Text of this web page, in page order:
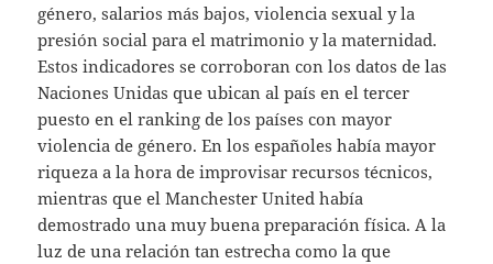
género, salarios más bajos, violencia sexual y la
presión social para el matrimonio y la maternidad.
Estos indicadores se corroboran con los datos de las
Naciones Unidas que ubican al país en el tercer
puesto en el ranking de los países con mayor
violencia de género. En los españoles había mayor
riqueza a la hora de improvisar recursos técnicos,
mientras que el Manchester United había
demostrado una muy buena preparación física. A la
luz de una relación tan estrecha como la que